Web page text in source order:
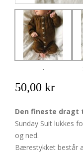
-
50,00 kr
Den fineste dragt
Sunday Suit lukkes
og ned.
Bærestykket består